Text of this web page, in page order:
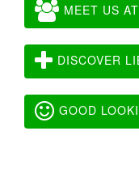
MEET US
DISCOVER
GOOD